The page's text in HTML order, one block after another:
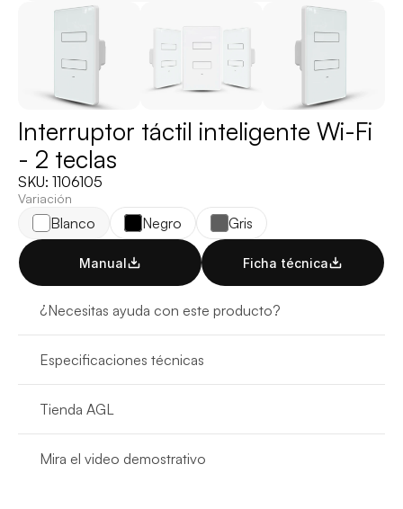
Interruptor táctil inteligente Wi-Fi
- 2 teclas
SKU: 1106105
Variación
Blanco Negro Gris
Manual Ficha técnica
¿Necesitas ayuda con este producto?
Especificaciones técnicas
Tienda AGL
Mira el video demostrativo